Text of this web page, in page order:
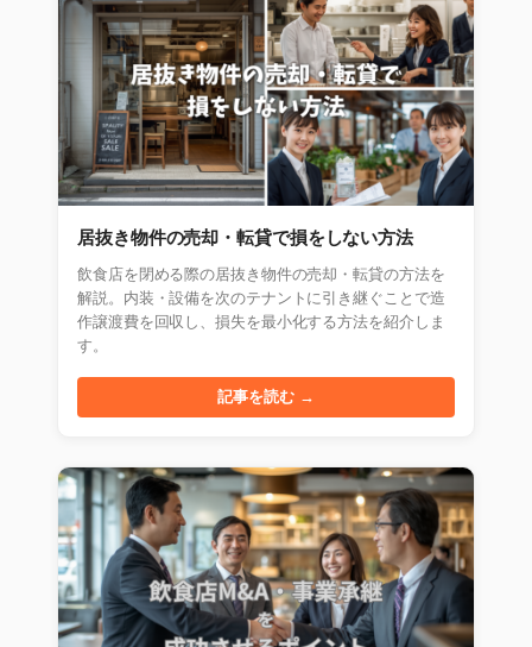
居抜き物件の売却・転貸で損をしない方法
飲食店を閉める際の居抜き物件の売却・転貸の方法を
解説。内装・設備を次のテナントに引き継ぐことで造
作譲渡費を回収し、損失を最小化する方法を紹介しま
す。
記事を読む →